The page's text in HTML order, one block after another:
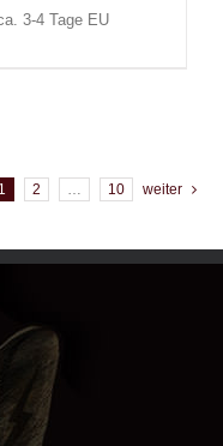
3-4 Tage EU
1 2 … 10 weiter